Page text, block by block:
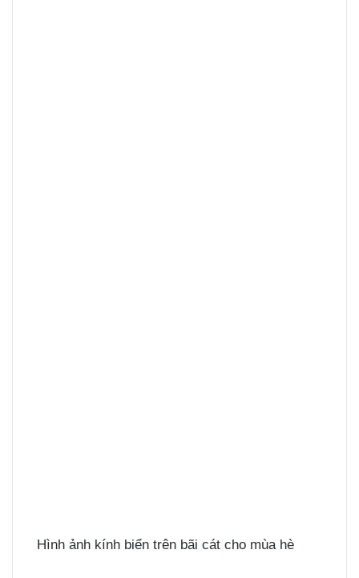
Hình ảnh kính biển trên bãi cát cho mùa hè